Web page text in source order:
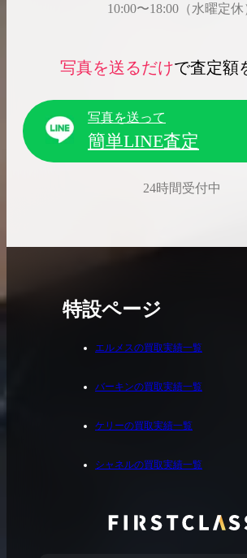
10:00〜18:00（水曜定休
写真を送るだけで査定額
写真を送って
簡単LINE査定
24時間受付中
特設ページ
エルメスの買取実績一覧
バーキンの買取実績一覧
ケリーの買取実績一覧
シャネルの買取実績一覧